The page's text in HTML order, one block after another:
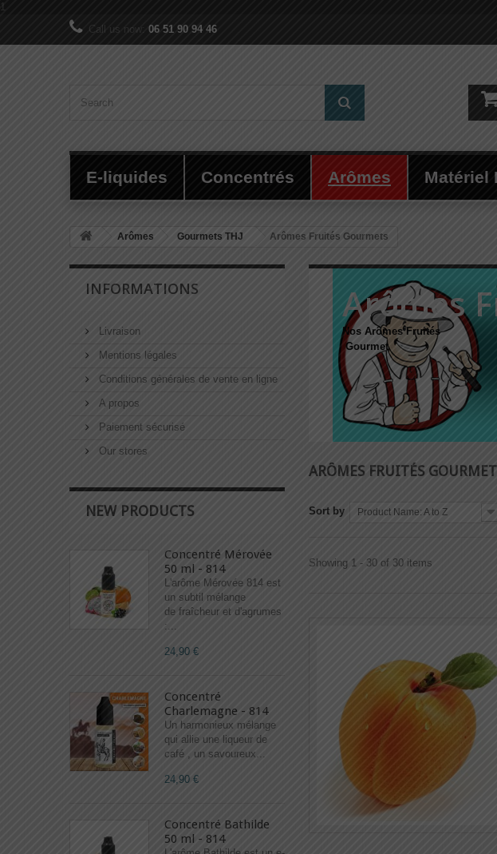
1
Call us now: 06 51 90 94 46
E-liquides Concentrés Arômes Matériel
Arômes Gourmets THJ Arômes Fruités Gourmets
INFORMATIONS
Livraison
Mentions légales
Conditions générales de vente en ligne
A propos
Paiement sécurisé
Our stores
NEW PRODUCTS
Concentré Mérovée
50 ml - 814
L'arôme Mérovée 814 est
un subtil mélange
de fraîcheur et d'agrumes
:...
24,90 €
Concentré
Charlemagne - 814
Un harmonieux mélange
qui allie une liqueur de
café , un savoureux...
24,90 €
Concentré Bathilde
50 ml - 814
Arômes
Nos Arômes Fruités
Gourmet
ARÔMES FRUITÉS
Sort by Product Name: A to Z
Showing 1 - 30 of 30 items